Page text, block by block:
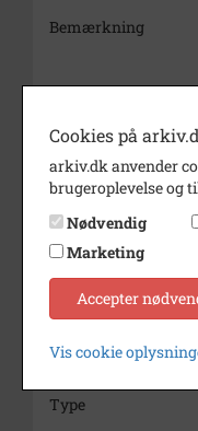
Bemærkning
Periode
Dateringsnote
Fotograf
Størrelse
Se på kort
Type
Cookies på
arkiv.dk anvender
brugeroplevelse og
Nødvendig
Marketing
Accepter
Vis cookie